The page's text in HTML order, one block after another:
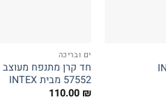
ים ובריכה
חד קרן מתנפח מעוצב
57552 מבית INTEX
110.00 ₪